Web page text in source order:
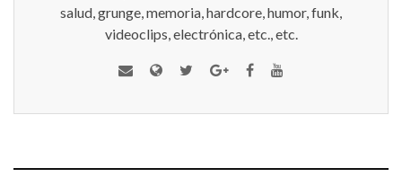
salud, grunge, memoria, hardcore, humor, funk,
videoclips, electrónica, etc., etc.